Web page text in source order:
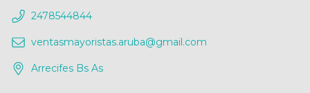
2478544844
ventasmayoristas.aruba@gmail.com
Arrecifes Bs As